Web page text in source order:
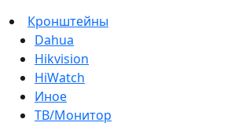
Кронштейны
Dahua
Hikvision
HiWatch
Иное
ТВ/Монитор